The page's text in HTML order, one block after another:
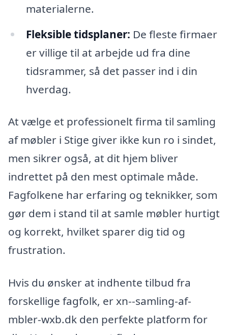
materialerne.
Fleksible tidsplaner: De fleste firmaer
er villige til at arbejde ud fra dine
tidsrammer, så det passer ind i din
hverdag.
At vælge et professionelt firma til samling
af møbler i Stige giver ikke kun ro i sindet,
men sikrer også, at dit hjem bliver
indrettet på den mest optimale måde.
Fagfolkene har erfaring og teknikker, som
gør dem i stand til at samle møbler hurtigt
og korrekt, hvilket sparer dig tid og
frustration.
Hvis du ønsker at indhente tilbud fra
forskellige fagfolk, er xn--samling-af-
mbler-wxb.dk den perfekte platform for